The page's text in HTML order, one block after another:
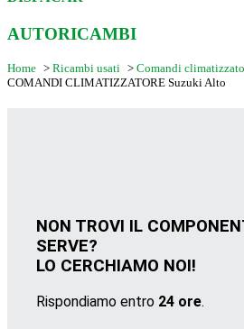
AUTORICAMBI
Home > Ricambi usati > Comandi
COMANDI CLIMATIZZATORE Suzuki Alto
NON TROVI IL
SERVE?
LO CERCHIAMO NOI!
Rispondiamo entro 24 ore.